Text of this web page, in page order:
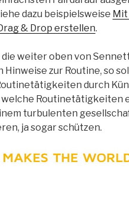
dazu beispielsweise
& Drop erstellen.
weiter oben von
Hinweise zur Routine, so
durch
Routinetätigkeiten
turbulenten
ja sogar schützen.